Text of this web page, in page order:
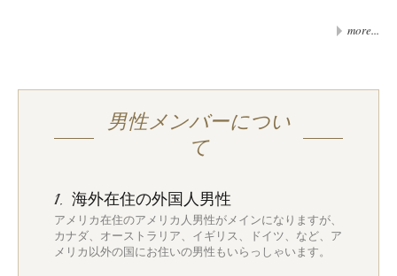
more...
男性メンバーについ
て
1. 海外在住の外国人男性
アメリカ在住のアメリカ人男性がメインになりますが、
カナダ、オーストラリア、イギリス、ドイツ、など、ア
メリカ以外の国にお住いの男性もいらっしゃいます。